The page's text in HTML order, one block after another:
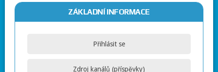
ZÁKLADNÍ INFORMACE
Přihlásit se
Zdroj kanálů (příspěvky)